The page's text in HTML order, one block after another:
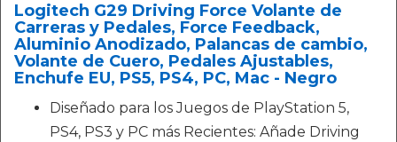
Logitech G29 Driving Force Volante de
Carreras y Pedales, Force Feedback,
Aluminio Anodizado, Palancas de cambio,
Volante de Cuero, Pedales Ajustables,
Enchufe EU, PS5, PS4, PC, Mac - Negro
Diseñado para los Juegos de PlayStation 5,
PS4, PS3 y PC más Recientes: Añade Driving